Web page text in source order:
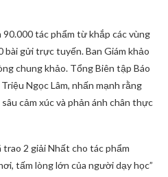
tác phẩm từ khắp các vùng
bài gửi trực tuyến. Ban Giám khảo
chung khảo. Tổng Biên tập Báo
Ngọc Lâm, nhấn mạnh rằng
cảm xúc và phản ánh chân thực
trao 2 giải Nhất cho tác phẩm
tấm lòng lớn của người dạy học”